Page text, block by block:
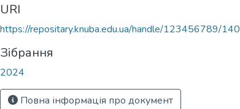
URI
https://repositary.knuba.edu.ua/handle/123456789/
Зібрання
2024
Повна інформація про документ